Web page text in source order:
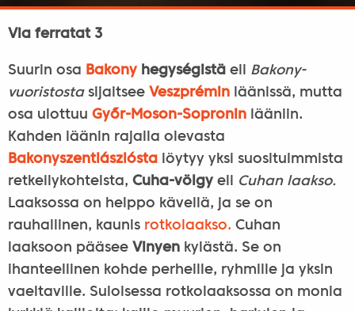
Via ferratat 3
Suurin osa Bakonyhegységistä eli Bakony-
vuoristostasijaitsee Veszprémin läänissä, mutta
osa ulottuu Győr-Moson-Sopronin lääniin.
Kahden läänin rajalla olevasta
Bakonyszentlászlósta
löytyy yksi suosituimmista
retkeilykohteista, Cuha-völgyeli Cuhan laakso.
Laaksossa on helppo kävellä, ja se on
rauhallinen, kaunis rotkolaakso. Cuhan
laaksoon pääsee Vinyenkylästä. Se on
ihanteellinen kohde perheille, ryhmille ja yksin
vaeltaville. Suloisessa rotkolaaksossa on monia